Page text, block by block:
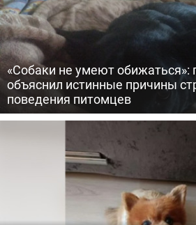
«Собаки не умеют обижаться»:
объяснил истинные причины
поведения питомцев